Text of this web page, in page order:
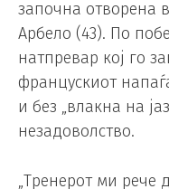
започна отворена
Арбело (43). По
натпревар кој го
францускиот
и без „влакна на
незадоволство.
„Тренерот ми рече